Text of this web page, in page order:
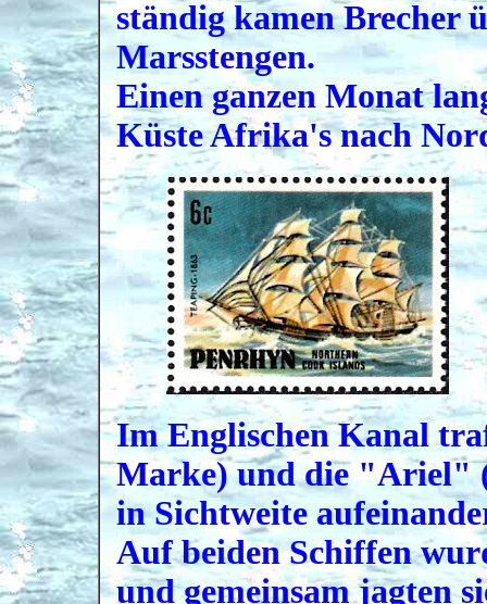
ständig kamen Brecher
Marsstengen.
Einen ganzen Monat
Küste Afrika's nach
Im Englischen Kanal
Marke) und die "Ariel"
in Sichtweite
Auf beiden Schiffen
und gemeinsam jagten